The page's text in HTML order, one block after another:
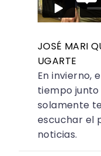
JOSÉ MARI
UGARTE
En invierno,
tiempo
solamente
escuchar el
noticias.